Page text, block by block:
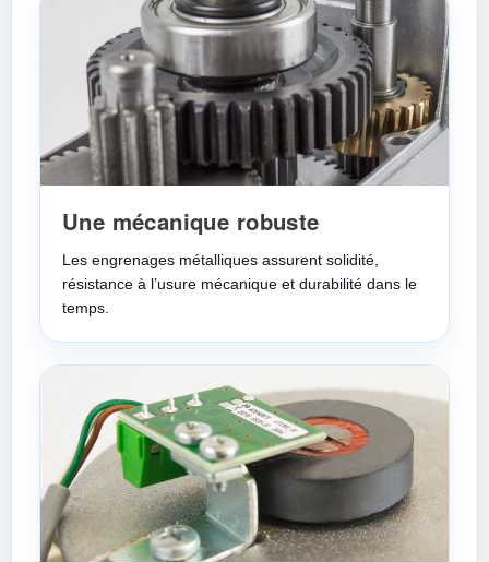
Une mécanique robuste
Les engrenages métalliques assurent solidité,
résistance à l’usure mécanique et durabilité dans le
temps.